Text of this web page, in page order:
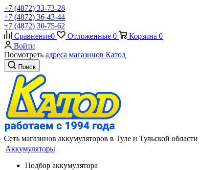
+7 (4872) 33-73-28
+7 (4872) 36-43-44
+7 (4872) 30-75-62
Сравнение0 Отложенные 0 Корзина 0
Войти
Посмотреть адреса магазинов Катод
Поиск
Сеть магазинов аккумуляторов в Туле и Тульской области
Аккумуляторы
Подбор аккумулятора